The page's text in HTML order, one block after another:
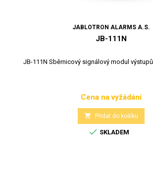
JABLOTRON ALARMS A.S.
JB-111N
JB-111N Sběrnicový signálový modul výstupů
Cena
Cena na vyžádání
 Přidat do košíku
 SKLADEM